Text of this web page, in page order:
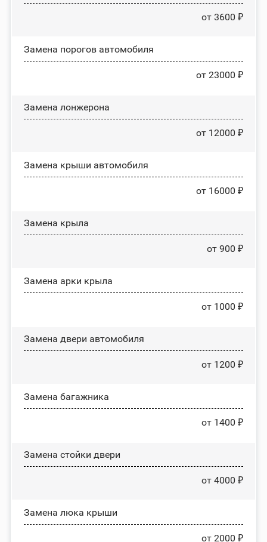
от 3600 ₽
Замена порогов автомобиля
от 23000 ₽
Замена лонжерона
от 12000 ₽
Замена крыши автомобиля
от 16000 ₽
Замена крыла
от 900 ₽
Замена арки крыла
от 1000 ₽
Замена двери автомобиля
от 1200 ₽
Замена багажника
от 1400 ₽
Зaмeнa cтoйĸи двepи
от 4000 ₽
Зaмeнa люĸa ĸpыши
от 2000 ₽